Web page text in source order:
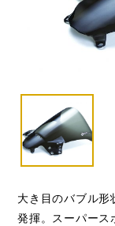
大き目のバブル形
発揮。スーパース